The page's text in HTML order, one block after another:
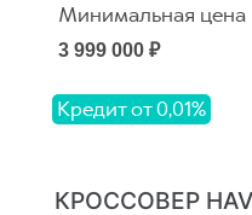
Минимальная цена
3 999 000 ₽
Кредит от 0,01%
КРОССОВЕР